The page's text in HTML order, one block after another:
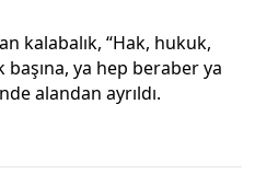
kalabalık, “Hak, hukuk,
ya hep beraber ya
alandan ayrıldı.